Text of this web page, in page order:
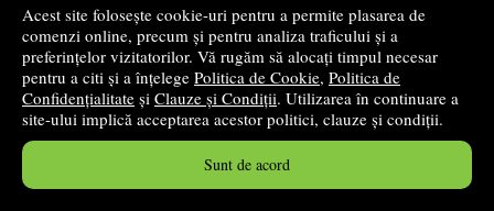
Acest site folosește cookie-uri pentru a permite plasarea de
comenzi online, precum și pentru analiza traficului și a
preferințelor vizitatorilor. Vă rugăm să alocați timpul necesar
pentru a citi și a înțelege Politica de Cookie, Politica de
Confidențialitate și Clauze și Condiții. Utilizarea în continuare a
site-ului implică acceptarea acestor politici, clauze și condiții.
Sunt de acord
Filtrează produsele
Categorii